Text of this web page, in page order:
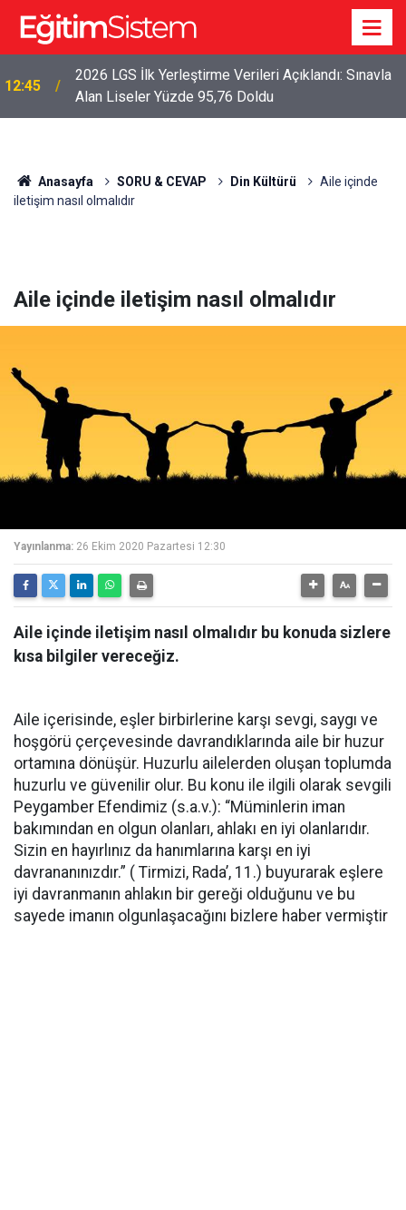
12:45
2026 LGS İlk Yerleştirme Verileri Açıklandı: Sınavla
Alan Liseler Yüzde 95,76 Doldu
Anasayfa SORU & CEVAP Din Kültürü
Aile içinde
iletişim nasıl olmalıdır
Aile içinde iletişim nasıl olmalıdır
Yayınlanma: 26 Ekim 2020 Pazartesi 12:30
Aile içinde iletişim nasıl olmalıdır bu konuda sizlere
kısa bilgiler vereceğiz.
Aile içerisinde, eşler birbirlerine karşı sevgi, saygı ve
hoşgörü çerçevesinde davrandıklarında aile bir huzur
ortamına dönüşür. Huzurlu ailelerden oluşan toplumda
huzurlu ve güvenilir olur. Bu konu ile ilgili olarak sevgili
Peygamber Efendimiz (s.a.v.): “Müminlerin iman
bakımından en olgun olanları, ahlakı en iyi olanlarıdır.
Sizin en hayırlınız da hanımlarına karşı en iyi
davrananınızdır.” ( Tirmizi, Rada’, 11.) buyurarak eşlere
iyi davranmanın ahlakın bir gereği olduğunu ve bu
sayede imanın olgunlaşacağını bizlere haber vermiştir